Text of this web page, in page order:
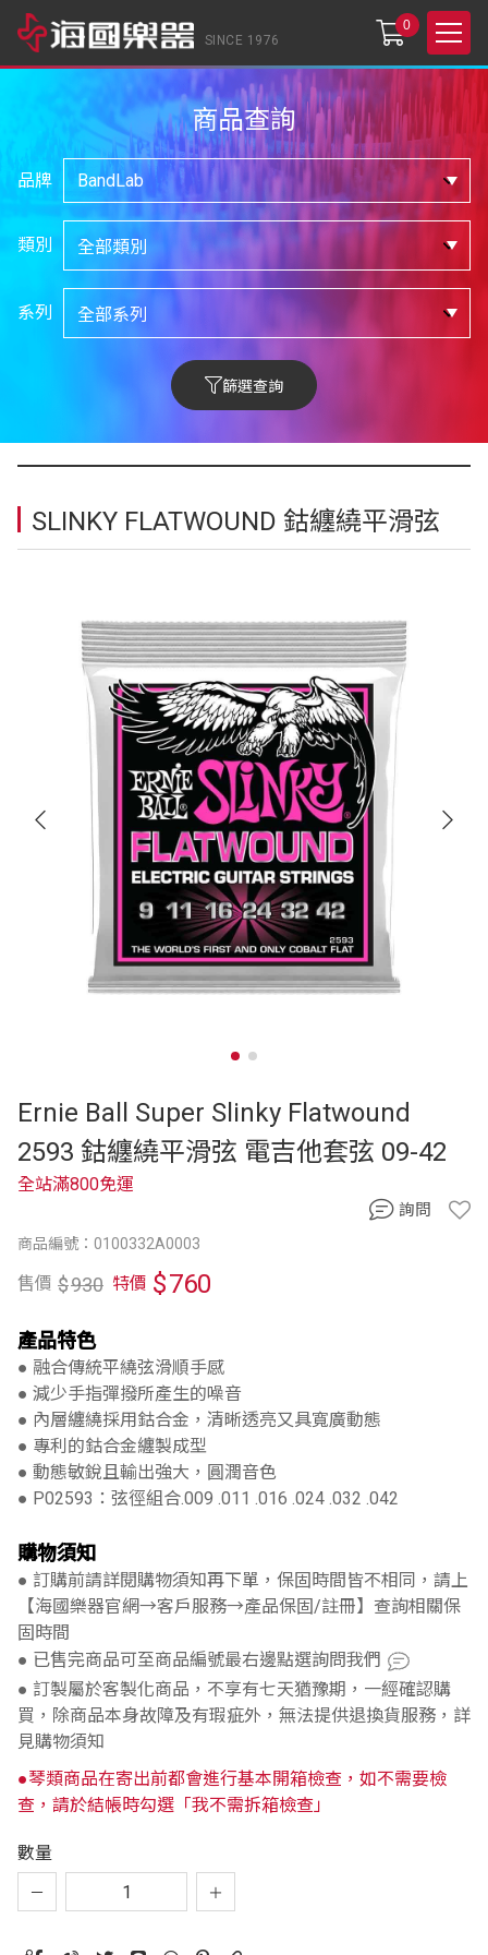
SINCE 1976
0
商品查詢
品牌
類別
系列
篩選查詢
SLINKY FLATWOUND 鈷纏繞平滑弦
Ernie Ball Super Slinky Flatwound
2593 鈷纏繞平滑弦 電吉他套弦 09-42
商品編號：0100332A0003
全站滿800免運
售價 $930 特價 $760
產品特色
● 融合傳統平繞弦滑順手感
● 減少手指彈撥所產生的噪音
● 內層纏繞採用鈷合金，清晰透亮又具寬廣動態
● 專利的鈷合金纏製成型
● 動態敏銳且輸出強大，圓潤音色
● P02593：弦徑組合.009 .011 .016 .024 .032 .042
購物須知
● 訂購前請詳閱購物須知再下單，保固時間皆不相同，請上
【海國樂器官網→客戶服務→產品保固/註冊】查詢相關保
固時間
● 已售完商品可至商品編號最右邊點選詢問我們
● 訂製屬於客製化商品，不享有七天猶豫期，一經確認購
買，除商品本身故障及有瑕疵外，無法提供退換貨服務，詳
見購物須知
●琴類商品在寄出前都會進行基本開箱檢查，如不需要檢
查，請於結帳時勾選「我不需拆箱檢查」
數量
詢問